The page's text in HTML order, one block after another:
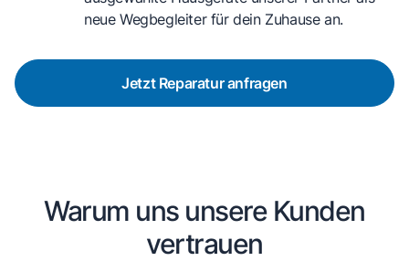
neue Wegbegleiter für dein Zuhause an.
Jetzt Reparatur anfragen
Warum uns unsere Kunden
vertrauen